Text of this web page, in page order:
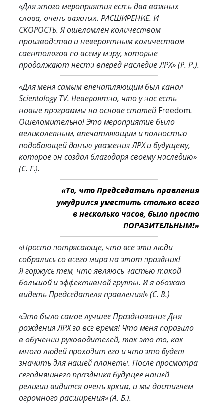
«Для этого мероприятия есть два важных
слова, очень важных. РАСШИРЕНИЕ. И
СКОРОСТЬ. Я ошеломлён количеством
производства и невероятным количеством
саентологов по всему миру, которые
продолжают нести вперёд наследие ЛРХ»(Р. Р.).
«Для меня самым впечатляющим был канал
Scientology TV. Невероятно, что у нас есть
новые программы на основе статей Freedom.
Ошеломительно! Это мероприятие было
великолепным, впечатляющим и полностью
подобающей данью уважения ЛРХ и будущему,
которое он создал благодаря своему наследию»
(С. Г.).
«То, что Председатель правления
умудрился уместить столько всего
в несколько часов, было просто
ПОРАЗИТЕЛЬНЫМ!»
«Просто потрясающе, что все эти люди
собрались со всего мира на этот праздник!
Я горжусь тем, что являюсь частью такой
большой и эффективной группы. И я обожаю
видеть Председателя правления!»(С. В.)
«Это было самое лучшее Празднование Дня
рождения ЛРХ за всё время! Что меня поразило
в обучении руководителей, так это то, как
много людей проходит его и что это будет
значить для нашей планеты. После просмотра
сегодняшнего праздника будущее нашей
религии видится очень ярким, и мы достигнем
огромного расширения»(А. Б.).